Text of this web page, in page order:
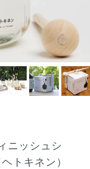
ニッシュシ
トキネン）